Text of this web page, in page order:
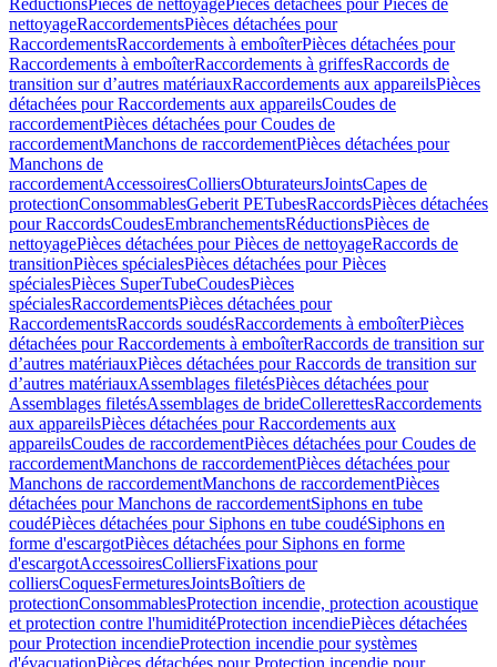
RéductionsPièces de nettoyagePièces détachées pour Pièces de
nettoyageRaccordementsPièces détachées pour
RaccordementsRaccordements à emboîterPièces détachées pour
Raccordements à emboîterRaccordements à griffesRaccords de
transition sur d’autres matériauxRaccordements aux appareilsPièces
détachées pour Raccordements aux appareilsCoudes de
raccordementPièces détachées pour Coudes de
raccordementManchons de raccordementPièces détachées pour
Manchons de
raccordementAccessoiresColliersObturateursJointsCapes de
protectionConsommablesGeberit PETubesRaccordsPièces détachées
pour RaccordsCoudesEmbranchementsRéductionsPièces de
nettoyagePièces détachées pour Pièces de nettoyageRaccords de
transitionPièces spécialesPièces détachées pour Pièces
spécialesPièces SuperTubeCoudesPièces
spécialesRaccordementsPièces détachées pour
RaccordementsRaccords soudésRaccordements à emboîterPièces
détachées pour Raccordements à emboîterRaccords de transition sur
d’autres matériauxPièces détachées pour Raccords de transition sur
d’autres matériauxAssemblages filetésPièces détachées pour
Assemblages filetésAssemblages de brideCollerettesRaccordements
aux appareilsPièces détachées pour Raccordements aux
appareilsCoudes de raccordementPièces détachées pour Coudes de
raccordementManchons de raccordementPièces détachées pour
Manchons de raccordementManchons de raccordementPièces
détachées pour Manchons de raccordementSiphons en tube
coudéPièces détachées pour Siphons en tube coudéSiphons en
forme d'escargotPièces détachées pour Siphons en forme
d'escargotAccessoiresColliersFixations pour
colliersCoquesFermeturesJointsBoîtiers de
protectionConsommablesProtection incendie, protection acoustique
et protection contre l'humiditéProtection incendiePièces détachées
pour Protection incendieProtection incendie pour systèmes
d'évacuationPièces détachées pour Protection incendie pour